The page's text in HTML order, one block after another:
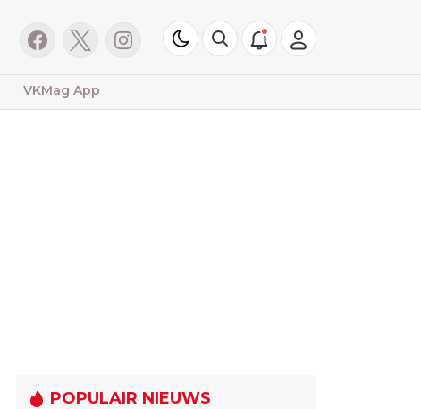
VKMag App
POPULAIR NIEUWS